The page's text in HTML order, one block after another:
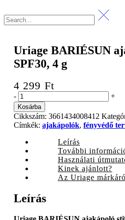
Uriage BARIÉSUN
SPF30, 4 g
4 299 Ft
Uriage
BARIÉSUN
ajakápoló
stift
SPF30,
quantity
- +
Kosárba
Cikkszám: 3661434008412
Címkék: ajakápolók, fényvédő
Leírás
További
Használati
Kinek ajánlott?
Az Uriage
Leírás